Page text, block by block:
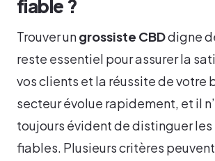
fiable ?
Trouver ungrossiste CBDdigne
reste essentiel pour assurer la
vos clients et la réussite de votre
secteur évolue rapidement, et il
toujours évident de distinguer
fiables. Plusieurs critères